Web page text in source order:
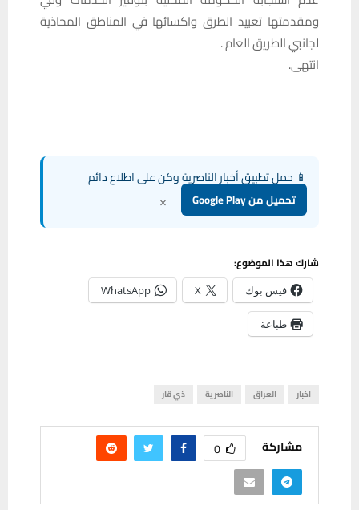
ومقدمتها تعبيد الطرق واكسائها في المناطق المحاذية
لجانبي الطريق العام .
انتهى.
📱 حمل تطبيق أخبار الناصرية وكن على اطلاع دائم
تحميل من Google Play ×
شارك هذا الموضوع:
فيس بوك X
WhatsApp
طباعة
اخبار العراق الناصرية ذي قار
مشاركة 0